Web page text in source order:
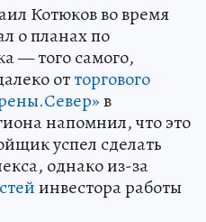
Котюков во время
о планах по
— того самого,
отторгового
в
напомнил, что это
успел сделать
однако из-за
инвестора работы